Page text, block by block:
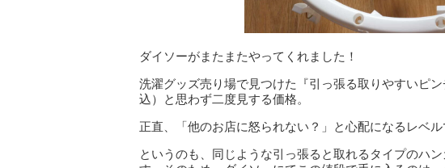
ダイソーがまたまたやってくれました！
洗濯グッズ売り場で見つけた『引っ張る取りやすいピ
込）と思わず二度見する価格。
正直、「他のお店に怒られない？」と心配になるレベル
というのも、同じような引っ張ると取れるタイプのハ